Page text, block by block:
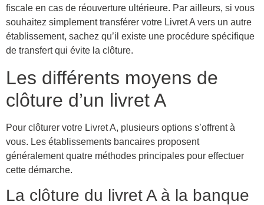
fiscale en cas de réouverture ultérieure. Par ailleurs, si vous
souhaitez simplement transférer votre Livret A vers un autre
établissement, sachez qu’il existe une procédure spécifique
de transfert qui évite la clôture.
Les différents moyens de
clôture d’un livret A
Pour clôturer votre Livret A, plusieurs options s’offrent à
vous. Les établissements bancaires proposent
généralement quatre méthodes principales pour effectuer
cette démarche.
La clôture du livret A à la banque